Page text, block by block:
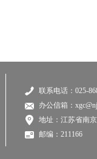
联系电话：025-
办公信箱：
地址：江苏省南
邮编：211166